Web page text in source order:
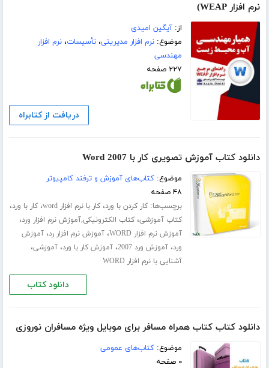
نرم افزار WEAP)
از:آیگین امیدی
موضوع:نرم افزار مدیریتی،تأسيسات،نرم افزار
مهندسی
۲۲۷ صفحه
دریافت از کتابراه
دانلود کتاب آموزش تصویری کار با Word 2007
موضوع:کتاب‌های آموزش و ترفند کامپیوتر
۴۸ صفحه
برچسب‌ها:کار کردن با ورد،کار با نرم افزار word ،کار با ورد،
کتاب آموزشی،کتاب الکترونیکی,آموزش نرم افزار ورد،
آموزش نرم افزار WORD ،آموزش نرم افزار رد،آموزش
ورد،آموزش ورد 2007 ،آموزش کار با ورد،آموزشی،
آشنایی با نرم افزار WORD
دانلود کتاب
دانلود کتاب کتاب همراه مسافر برای موبایل ویژه مسافران نوروزی
موضوع:کتاب‌های عمومی
۰ صفحه